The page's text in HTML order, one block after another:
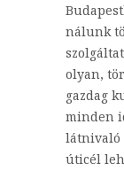
nálunk
olyan,
gazdag
minden
látnivaló
úticél